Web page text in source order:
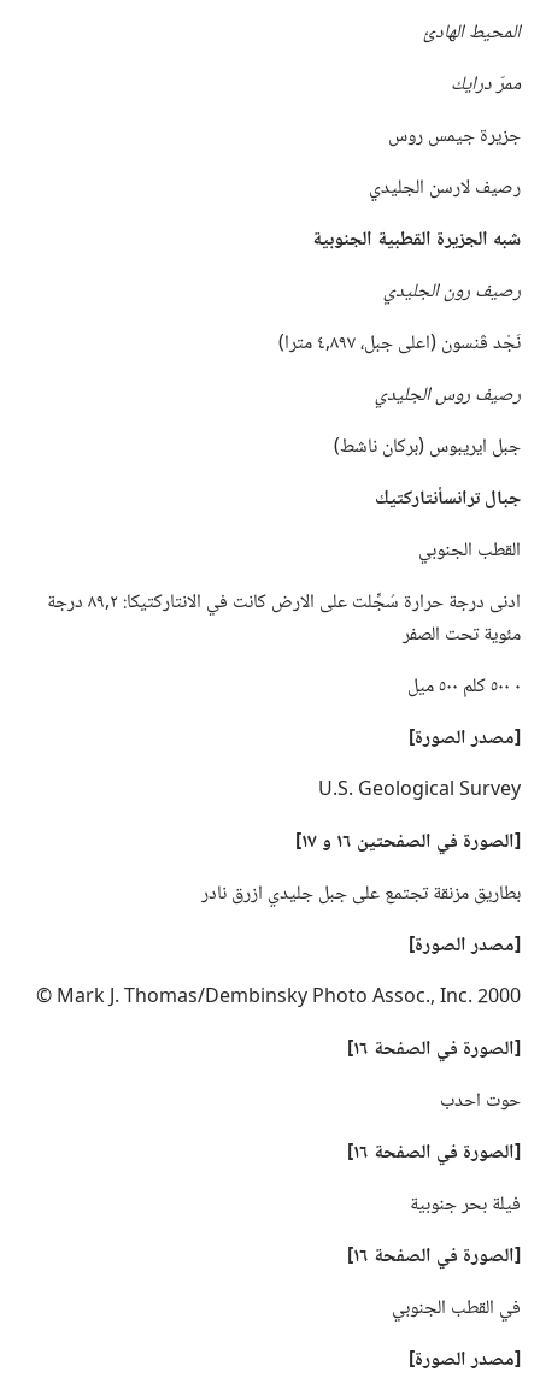
المحيط الهادئ
ممرّ درايك
جزيرة جيمس روس
رصيف لارسن الجليدي
شبه الجزيرة القطبية الجنوبية
رصيف رون الجليدي
نَجْد ڤنسون (‏اعلى جبل،‏ ٨٩٧‏,٤ مترا)‏
رصيف روس الجليدي
جبل ايريبوس (‏بركان ناشط)‏
جبال ترانسأنتاركتيك
القطب الجنوبي
ادنى درجة حرارة سُجِّلت على الارض كانت في الانتاركتيكا:‏ ٢‏,٨٩ درجة
مئوية تحت الصفر
٠ ٥٠٠ كلم ٥٠٠ ميل
‏[مصدر الصورة]‏
U.‎S.‎ Geological Survey
‏[الصورة في الصفحتين ١٦ و ١٧]‏
بطاريق مزنقة تجتمع على جبل جليدي ازرق نادر
‏[مصدر الصورة]‏
2000 Mark J.‎ Thomas/Dembinsky Photo Assoc.‎,‎ Inc.‎ ©
‏[الصورة في الصفحة ١٦]‏
حوت احدب
‏[الصورة في الصفحة ١٦]‏
فيلة بحر جنوبية
‏[الصورة في الصفحة ١٦]‏
في القطب الجنوبي
‏[مصدر الصورة]‏